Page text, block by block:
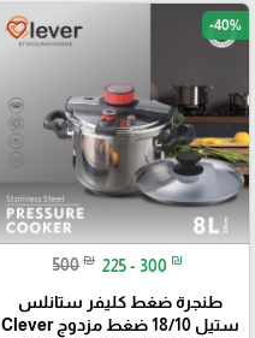
favorite_border -40%
500 ₪ 225 - 300 ₪
طنجرة ضغط كليفر ستانلس
ستيل 18/10 ضغط مزدوج Clever